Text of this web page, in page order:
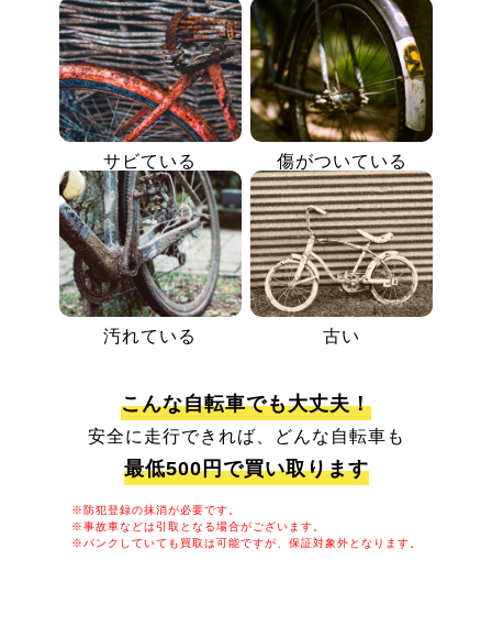
サビている 傷がついている
汚れている 古い
こんな自転車でも大丈夫！
安全に走行できれば、どんな自転車も
最低500円で買い取ります
※防犯登録の抹消が必要です。
※事故車などは引取となる場合がございます。
※パンクしていても買取は可能ですが、保証対象外となります。